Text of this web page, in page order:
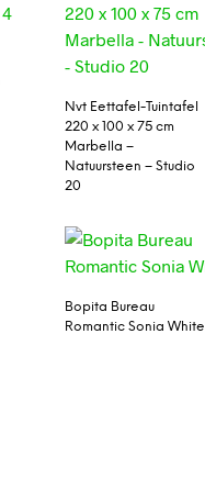
Nvt Eettafel-Tuintafel
220 x 100 x 75 cm
Marbella –
Natuursteen – Studio
20
Bopita Bureau
Romantic Sonia White